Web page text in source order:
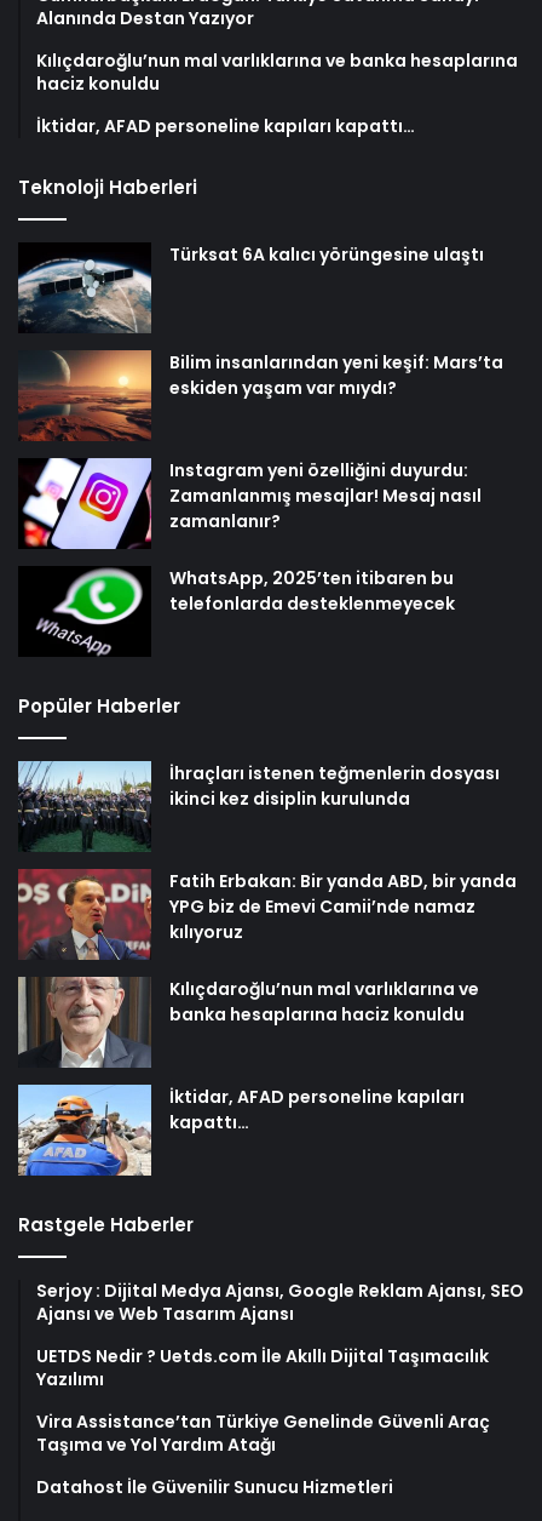
Alanında Destan Yazıyor
Kılıçdaroğlu’nun mal varlıklarına ve banka hesaplarına
haciz konuldu
İktidar, AFAD personeline kapıları kapattı…
Teknoloji Haberleri
Türksat 6A kalıcı yörüngesine ulaştı
Bilim insanlarından yeni keşif: Mars’ta
eskiden yaşam var mıydı?
Instagram yeni özelliğini duyurdu:
Zamanlanmış mesajlar! Mesaj nasıl
zamanlanır?
WhatsApp, 2025’ten itibaren bu
telefonlarda desteklenmeyecek
Popüler Haberler
İhraçları istenen teğmenlerin dosyası
ikinci kez disiplin kurulunda
Fatih Erbakan: Bir yanda ABD, bir yanda
YPG biz de Emevi Camii’nde namaz
kılıyoruz
Kılıçdaroğlu’nun mal varlıklarına ve
banka hesaplarına haciz konuldu
İktidar, AFAD personeline kapıları
kapattı…
Rastgele Haberler
Serjoy : Dijital Medya Ajansı, Google Reklam Ajansı, SEO
Ajansı ve Web Tasarım Ajansı
UETDS Nedir ? Uetds.com İle Akıllı Dijital Taşımacılık
Yazılımı
Vira Assistance’tan Türkiye Genelinde Güvenli Araç
Taşıma ve Yol Yardım Atağı
Datahost İle Güvenilir Sunucu Hizmetleri